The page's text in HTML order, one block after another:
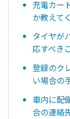
充電カー
か教えて
タイヤが
応すべき
登録のク
い場合の
車内に配
合の連絡